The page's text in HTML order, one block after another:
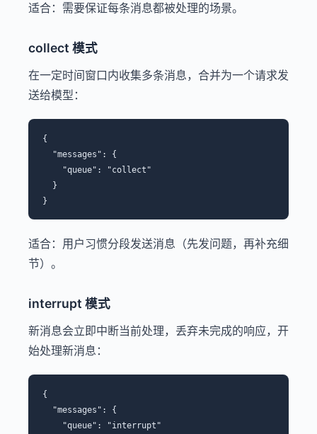
适合：需要保证每条消息都被处理的场景。
collect 模式
在一定时间窗口内收集多条消息，合并为一个请求发
送给模型：
{
  "messages": {
    "queue": "collect"
  }
适合：用户习惯分段发送消息（先发问题，再补充细
节）。
interrupt 模式
新消息会立即中断当前处理，丢弃未完成的响应，开
始处理新消息：
{
  "messages": {
    "queue": "interrupt"